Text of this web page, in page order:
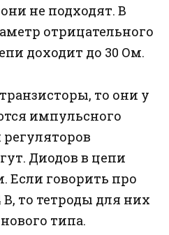
не подходят. В
отрицательного
доходит до 30 Ом.
то они у
импульсного
Диодов в цепи
Если говорить про
то тетроды для них
типа.